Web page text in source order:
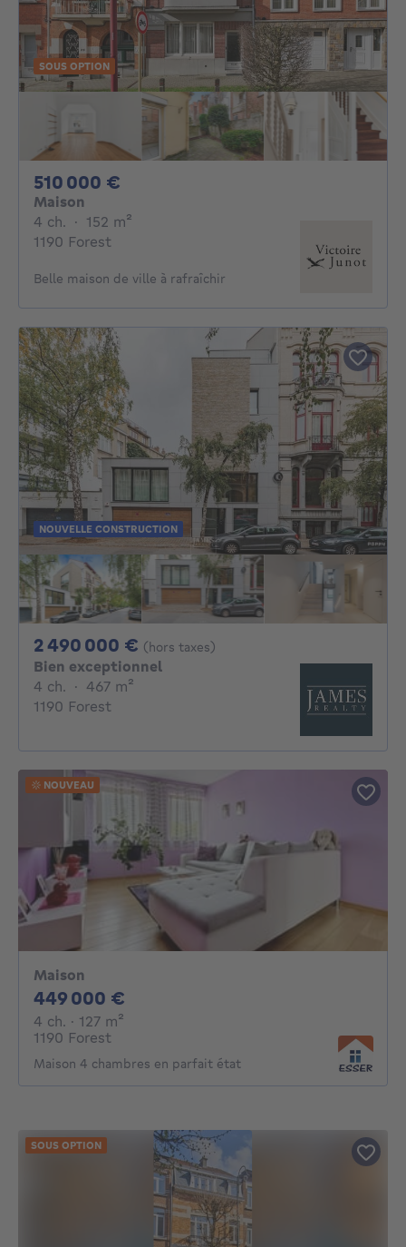
SOUS OPTION
510 000 €
Maison
4 ch. 4 chambres
· 152 m²
1190 Forest
Belle maison de ville à rafraîchir
NOUVELLE CONSTRUCTION
2 490 000 € 2490000€
(hors taxes)
Bien exceptionnel
4 ch. 4 chambres
· 467 m²
1190 Forest
Maison
449 000 €
4 ch. 4 chambres
· 127 m²
1190 Forest
Maison 4 chambres en parfait état
NOUVEAU
SOUS OPTION